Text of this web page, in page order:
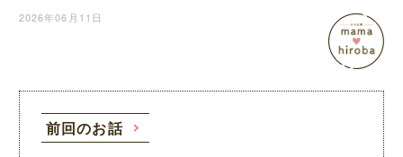
2026年06月11日
前回のお話